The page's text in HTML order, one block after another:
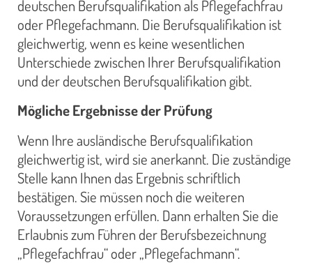
deutschen Berufsqualifikation als Pflegefachfrau
oder Pflegefachmann. Die Berufsqualifikation ist
gleichwertig, wenn es keine wesentlichen
Unterschiede zwischen Ihrer Berufsqualifikation
und der deutschen Berufsqualifikation gibt.
Mögliche Ergebnisse der Prüfung
Wenn Ihre ausländische Berufsqualifikation
gleichwertig ist, wird sie anerkannt. Die zuständige
Stelle kann Ihnen das Ergebnis schriftlich
bestätigen. Sie müssen noch die weiteren
Voraussetzungen erfüllen. Dann erhalten Sie die
Erlaubnis zum Führen der Berufsbezeichnung
„Pflegefachfrau“ oder „Pflegefachmann“.